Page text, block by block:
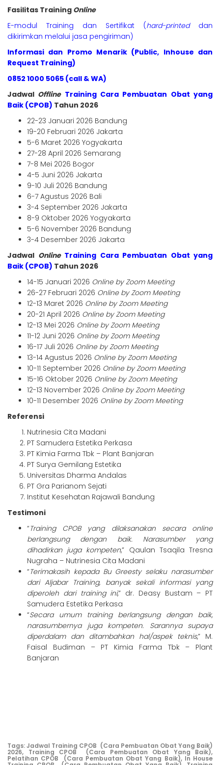
Fasilitas Training Online
E-modul Training dan Sertifikat (hard-printeddan
dikirimkan melalui jasa pengiriman)
Informasi dan Promo Menarik (Public, Inhouse dan
Request Training)
0852 1000 5065 (call & WA)
Jadwal Offline Training Cara Pembuatan Obat yang
Baik (CPOB) Tahun 2026
22-23 Januari 2026 Bandung
19-20 Februari 2026 Jakarta
5-6 Maret 2026 Yogyakarta
27-28 April 2026 Semarang
7-8 Mei 2026 Bogor
4-5 Juni 2026 Jakarta
9-10 Juli 2026 Bandung
6-7 Agustus 2026 Bali
3-4 September 2026 Jakarta
8-9 Oktober 2026 Yogyakarta
5-6 November 2026 Bandung
3-4 Desember 2026 Jakarta
Jadwal Online Training Cara Pembuatan Obat yang
Baik (CPOB) Tahun 2026
14-15 Januari 2026 Online by Zoom Meeting
26-27 Februari 2026 Online by Zoom Meeting
12-13 Maret 2026 Online by Zoom Meeting
20-21 April 2026 Online by Zoom Meeting
12-13 Mei 2026 Online by Zoom Meeting
11-12 Juni 2026 Online by Zoom Meeting
16-17 Juli 2026 Online by Zoom Meeting
13-14 Agustus 2026 Online by Zoom Meeting
10-11 September 2026 Online by Zoom Meeting
15-16 Oktober 2026 Online by Zoom Meeting
12-13 November 2026 Online by Zoom Meeting
10-11 Desember 2026 Online by Zoom Meeting
Referensi
Nutrinesia Cita Madani
PT Samudera Estetika Perkasa
PT Kimia Farma Tbk – Plant Banjaran
PT Surya Gemilang Estetika
Universitas Dharma Andalas
PT Gra Parianom Sejati
Institut Kesehatan Rajawali Bandung
Testimoni
“Training CPOB yang dilaksanakan secara online
berlangsung dengan baik. Narasumber yang
dihadirkan juga kompeten,” Qaulan Tsaqila Tresna
Nugraha – Nutrinesia Cita Madani
“Terimakasih kepada Bu Greesty selaku narasumber
dari Aljabar Training, banyak sekali informasi yang
diperoleh dari training ini,” dr. Deasy Bustam – PT
Samudera Estetika Perkasa
“Secara umum training berlangsung dengan baik,
narasumbernya juga kompeten. Sarannya supaya
diperdalam dan ditambahkan hal/aspek teknis,” M.
Faisal Budiman – PT Kimia Farma Tbk – Plant
Banjaran
Tags:Jadwal Training CPOB (Cara Pembuatan Obat Yang Baik)
2026, Training CPOB (Cara Pembuatan Obat Yang Baik),
Pelatihan CPOB (Cara Pembuatan Obat Yang Baik), In House